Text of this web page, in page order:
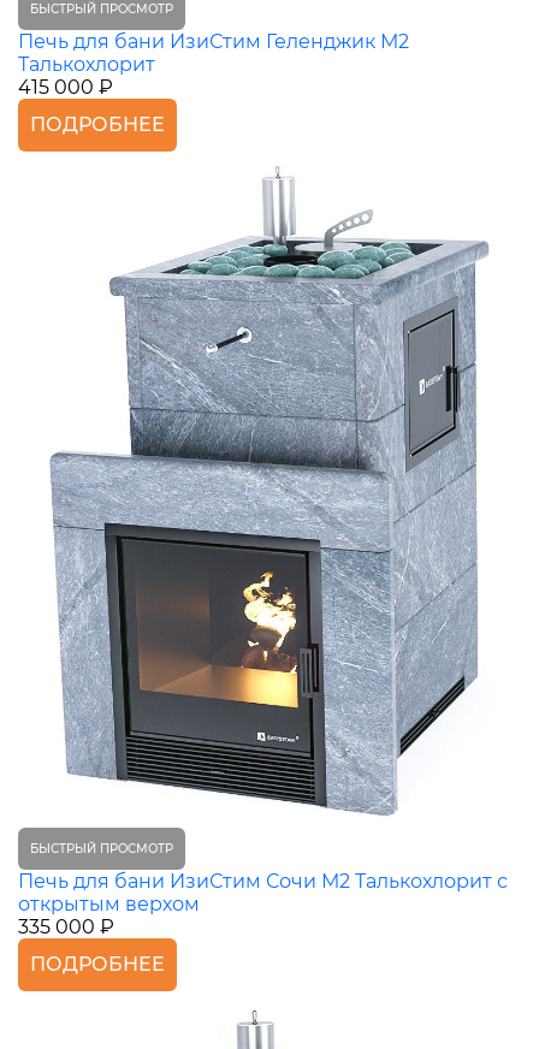
БЫСТРЫЙ ПРОСМОТР
Печь для бани ИзиСтим Геленджик М2
Талькохлорит
415 000 ₽
ПОДРОБНЕЕ
БЫСТРЫЙ ПРОСМОТР
Печь для бани ИзиСтим Сочи М2 Талькохлорит с
открытым верхом
335 000 ₽
ПОДРОБНЕЕ